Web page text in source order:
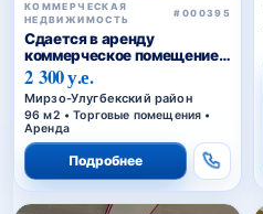
КОММЕРЧЕСКАЯ
НЕДВИЖИМОСТЬ
#000395
Сдается в аренду
коммерческое помещение
Ц1.
2 300 у.е.
Мирзо-Улугбекский район
96 м2 • Торговые помещения •
Аренда
Подробнее